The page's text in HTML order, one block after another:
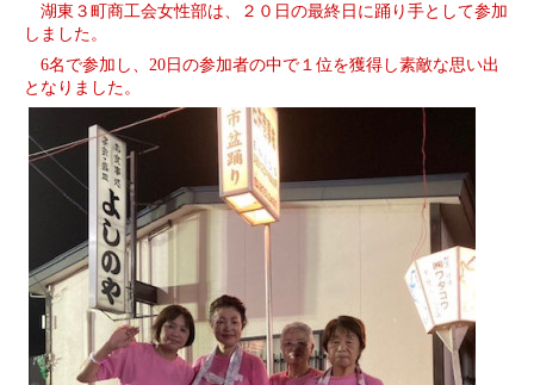
湖東３町商工会女性部は、２０日の最終日に踊り手として参加
しました。
6名で参加し、 20 日の参加者の中で１位を獲得し素敵な思い出
となりました。